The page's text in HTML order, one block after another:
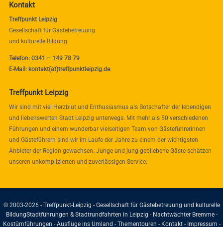
Kontakt
Treffpunkt Leipzig
Gesellschaft für Gästebetreuung
und kulturelle Bildung
Telefon: 0341 – 149 78 79
E-Mail: kontakt(at)treffpunktleipzig.de
Treffpunkt Leipzig
Wir sind mit viel Herzblut und Enthusiasmus als Botschafter der lebendigen
und liebenswerten Stadt Leipzig unterwegs. Mit mehr als 50 verschiedenen
Führungen und einem wunderbar vielseitigen Team von Gästeführerinnen
und Gästeführern sind wir im Laufe der Jahre zu einem der wichtigsten
Anbieter der Region gewachsen. Junge und jung gebliebene Gäste schätzen
unseren unkomplizierten und zuverlässigen Service.
© 2003-2026 - Treffpunkt-Leipzig - Gesellschaft für Gästebetreuung und kulturelle
BildungStadtführungen & Stadtrundfahrten in Leipzig - Nachtwächter Bremme -
Kostümführungen - Ausflüge ins Umland - Thementouren - Kontakt- Impressum -